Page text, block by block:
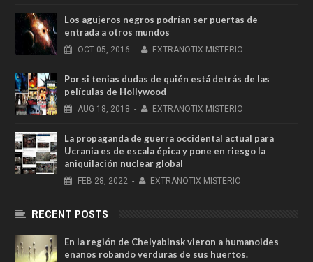
Los agujeros negros podrían ser puertas de
entrada a otros mundos
OCT 05, 2016 - EXTRANOTIX MISTERIO
Por si tenias dudas de quién está detrás de las
películas de Hollywood
AUG 18, 2018 - EXTRANOTIX MISTERIO
La propaganda de guerra occidental actual para
Ucrania es de escala épica y pone en riesgo la
aniquilación nuclear global
FEB 28, 2022 - EXTRANOTIX MISTERIO
RECENT POSTS
En la región de Chelyabinsk vieron a humanoides
enanos robando verduras de sus huertos.